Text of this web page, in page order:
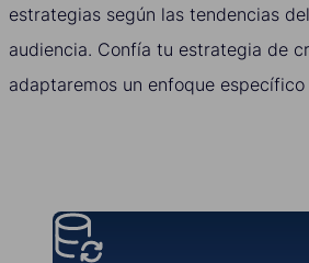
estrategias según las tendencias
audiencia. Confía tu estrategia de
adaptaremos un enfoque